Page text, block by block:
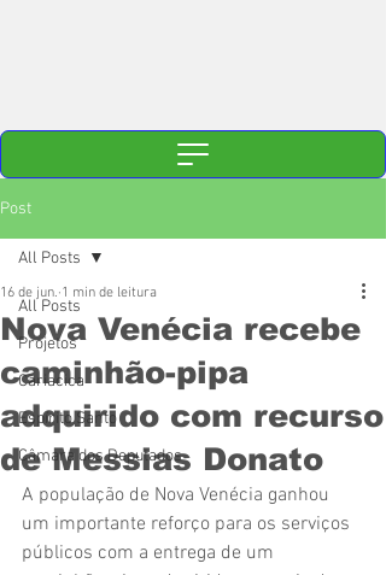
Post
All Posts
Projetos
Cariacica
Espírito Santo
Câmara dos Deputados
All Posts
Nova Venécia recebe
caminhão-pipa
adquirido com recurso
de Messias Donato
16 de jun. 1 min de leitura
A população de Nova Venécia ganhou
um importante reforço para os serviços
públicos com a entrega de um